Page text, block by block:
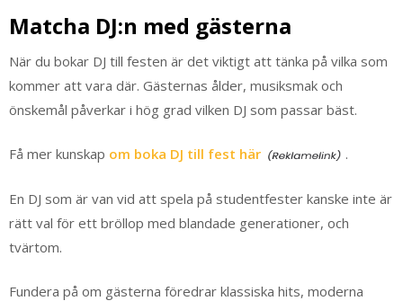
Matcha DJ:n med gästerna
När du bokar DJ till festen är det viktigt att tänka på vilka som
kommer att vara där. Gästernas ålder, musiksmak och
önskemål påverkar i hög grad vilken DJ som passar bäst.
Få mer kunskap om boka DJ till fest här .
En DJ som är van vid att spela på studentfester kanske inte är
rätt val för ett bröllop med blandade generationer, och
tvärtom.
Fundera på om gästerna föredrar klassiska hits, moderna